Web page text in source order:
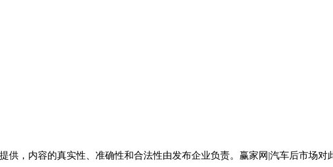
供，内容的真实性、准确性和合法性由发布企业负责。赢家网|汽车后市场对